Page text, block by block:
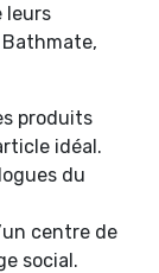
leurs
Bathmate,
produits
idéal.
du
centre de
social.